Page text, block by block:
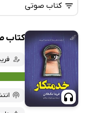
کتاب صوتی
همه کتاب‌ها
کتاب‌های صوتی
کتاب‌های متنی
کتاب